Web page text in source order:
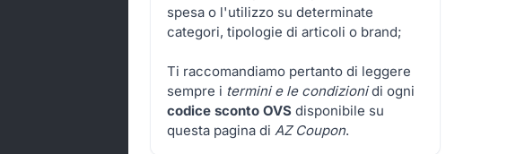
spesa o l'utilizzo su determinate
categori, tipologie di articoli o brand;
Ti raccomandiamo pertanto di leggere
sempre i termini e le condizionidi ogni
codice sconto OVS disponibile su
questa pagina di AZ Coupon.